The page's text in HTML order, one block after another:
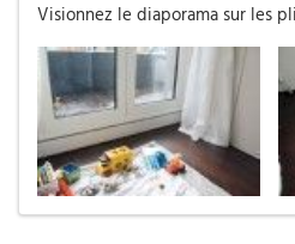
Visionnez le diaporama sur les